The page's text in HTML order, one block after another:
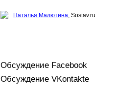
Наталья Малютина, Sostav.ru
Обсуждение Facebook
Обсуждение VKontakte